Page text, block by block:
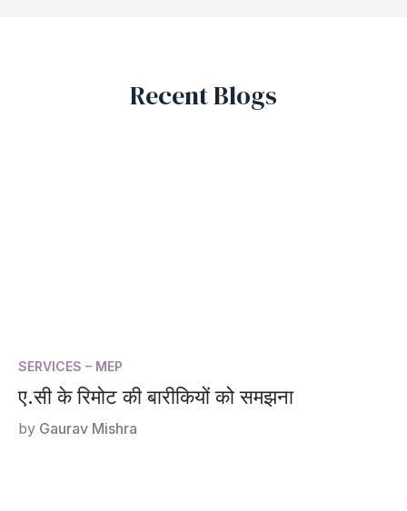
Recent Blogs
SERVICES – MEP
ए.सी के रिमोट की बारीकियों को समझना
by Gaurav Mishra